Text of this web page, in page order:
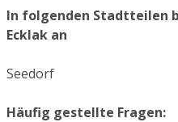
In folgenden Stadtteilen
Ecklak an
Seedorf
Häufig gestellte Fragen: